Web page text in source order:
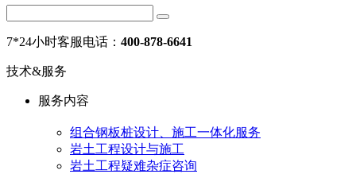
7*24小时客服电话： 400-878-6641
技术&服务
服务内容
组合钢板桩设计、施工一体化服务
岩土工程设计与施工
岩土工程疑难杂症咨询